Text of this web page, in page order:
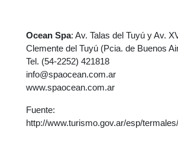
Ocean Spa: Av. Talas del Tuyú y Av.
Clemente del Tuyú (Pcia. de Buenos
Tel. (54-2252) 421818
info@spaocean.com.ar
www.spaocean.com.ar
Fuente:
http://www.turismo.gov.ar/esp/